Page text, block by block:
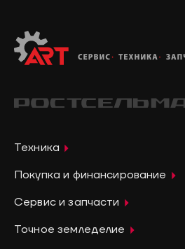
Техника
Покупка и финансирование
Сервис и запчасти
Точное земледелие